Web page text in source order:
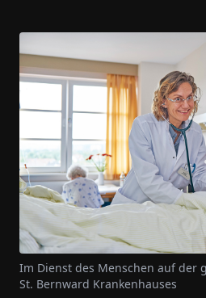
Im Dienst des Menschen auf der
St. Bernward Krankenhauses